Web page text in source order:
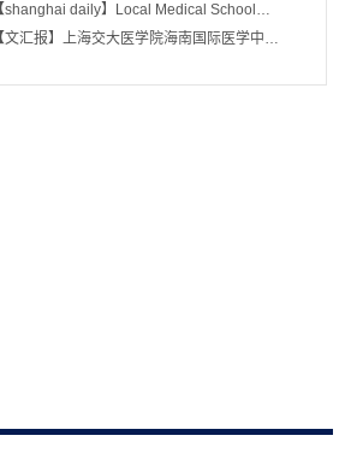
shanghai daily】Local Medical School…
文汇报】上海交大医学院海南国际医学中…